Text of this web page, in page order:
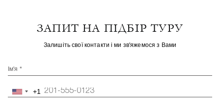
ЗАПИТ НА ПІДБІР ТУРУ
Залишіть свої контакти і ми зв'яжемося з Вами
Ім'я *
United+1